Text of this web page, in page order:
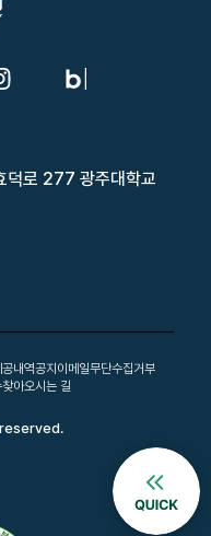
덕로 277 광주대학교
내역공지 이메일무단수집거부
찾아오시는 길